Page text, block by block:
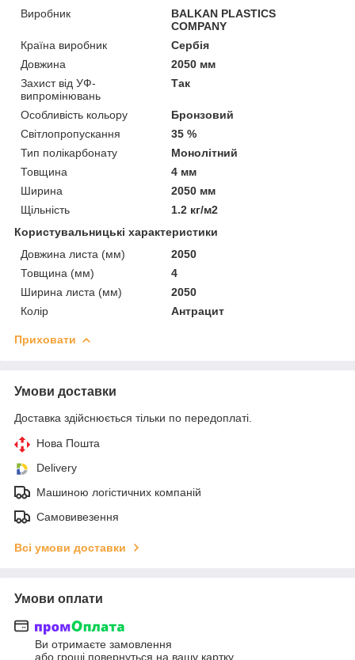
Виробник
BALKAN PLASTICS
COMPANY
Країна виробник
Сербія
Довжина
2050 мм
Захист від УФ-
випромінювань
Так
Особливість кольору
Бронзовий
Світлопропускання
35 %
Тип полікарбонату
Монолітний
Товщина
4 мм
Ширина
2050 мм
Щільність
1.2 кг/м2
Користувальницькі характеристики
Довжина листа (мм)
2050
Товщина (мм)
4
Ширина листа (мм)
2050
Колір
Антрацит
Приховати
Умови доставки
Доставка здійснюється тільки по передоплаті.
Нова Пошта
Delivery
Машиною логістичних компаній
Самовивезення
Всі умови доставки
Умови оплати
Ви отримаєте замовлення
або гроші повернуться на вашу картку